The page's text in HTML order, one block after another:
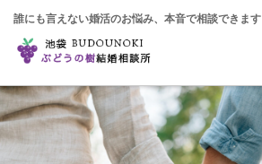
誰にも言えない婚活のお悩み、本音で相談できます